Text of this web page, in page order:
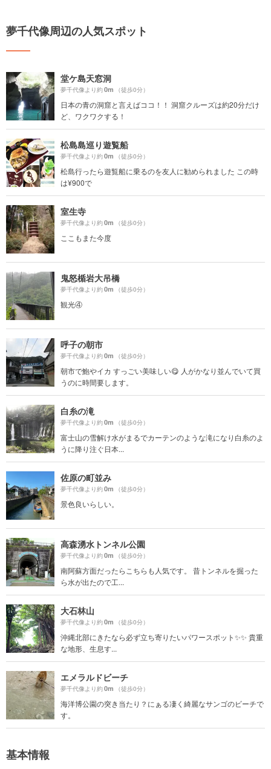
夢千代像周辺の人気スポット
堂ケ島天窓洞
夢千代像より約0m （徒歩0分）
日本の青の洞窟と言えばココ！！ 洞窟クルーズは約20分だけ
ど、ワクワクする！
松島島巡り遊覧船
夢千代像より約0m （徒歩0分）
松島行ったら遊覧船に乗るのを友人に勧められました この時
は¥900で
室生寺
夢千代像より約0m （徒歩0分）
ここもまた今度
鬼怒楯岩大吊橋
夢千代像より約0m （徒歩0分）
観光④
呼子の朝市
夢千代像より約0m （徒歩0分）
朝市で鮑やイカ すっごい美味しい😋 人がかなり並んでいて買
うのに時間要します。
白糸の滝
夢千代像より約0m （徒歩0分）
富士山の雪解け水がまるでカーテンのような滝になり白糸のよ
うに降り注ぐ日本...
佐原の町並み
夢千代像より約0m （徒歩0分）
景色良いらしい。
高森湧水トンネル公園
夢千代像より約0m （徒歩0分）
南阿蘇方面だったらこちらも人気です。 昔トンネルを掘った
ら水が出たので工...
大石林山
夢千代像より約0m （徒歩0分）
沖縄北部にきたなら必ず立ち寄りたいパワースポット✨✨ 貴重
な地形、生息す...
エメラルドビーチ
夢千代像より約0m （徒歩0分）
海洋博公園の突き当たり？にぁる凄く綺麗なサンゴのビーチで
す。
基本情報